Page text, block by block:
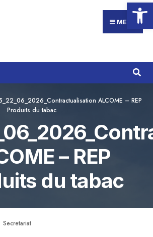
Ouvrir
MENU
ALCOME – REP
Produits du tabac
– REP
du tabac
Secretariat